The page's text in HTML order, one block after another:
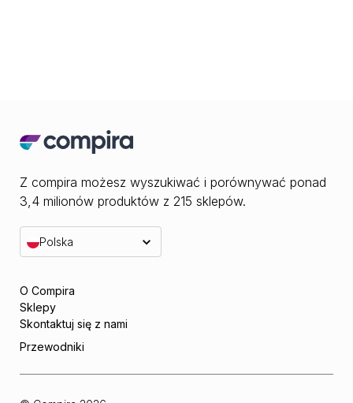
Z compira możesz wyszukiwać i porównywać ponad
3,4 milionów produktów z 215 sklepów.
Polska
O Compira
Sklepy
Skontaktuj się z nami
Przewodniki